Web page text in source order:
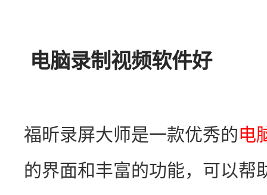
电脑录制视频软件好
福昕录屏大师是一款优秀的电
的界面和丰富的功能，可以帮